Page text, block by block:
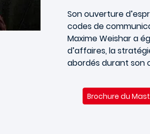
Son ouverture
codes de
Maxime Weishar a
d’affaires, la
abordés durant son
Brochure du